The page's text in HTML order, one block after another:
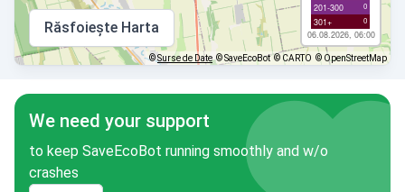
201-300 0
301+ 0
06.08.2026, 06:00
Răsfoiește Harta
©Surse de Date © SaveEcoBot © CARTO © OpenStreetMap
We need your support
to keep SaveEcoBot running smoothly and w/o
crashes